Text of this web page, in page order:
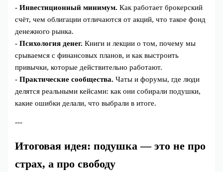
-Инвестиционный минимум. Как работает брокерский
счёт, чем облигации отличаются от акций, что такое фонд
денежного рынка.
-Психология денег. Книги и лекции о том, почему мы
срываемся с финансовых планов, и как выстроить
привычки, которые действительно работают.
-Практические сообщества. Чаты и форумы, где люди
делятся реальными кейсами: как они собирали подушки,
какие ошибки делали, что выбрали в итоге.
---
Итоговая идея: подушка — это не про
страх, а про свободу